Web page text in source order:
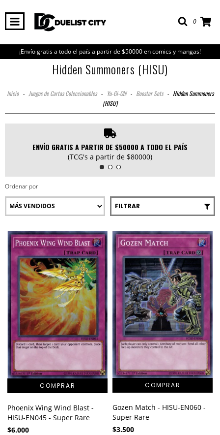
0
¡Envío gratis a todo el país a partir de $50000 en comics y mangas!
Hidden Summoners (HISU)
Inicio - Juegos de Cartas Coleccionables - Yu-Gi-Oh! - Booster Sets - Hidden Summoners
(HISU)
ENVÍO GRATIS A PARTIR DE $50000 A TODO EL PAÍS
(TCG's a partir de $80000)
Ordenar por
FILTRAR
Phoenix Wing Wind Blast -
HISU-EN045 - Super Rare
$6.000
Gozen Match - HISU-EN060 -
Super Rare
$3.500